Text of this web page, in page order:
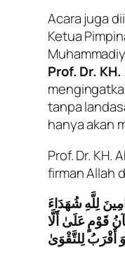
Acara juga
Ketua
Prof. Dr.
tanpa
hanya akan
Prof. Dr. KH.
firman Allah
لِلَّهِ شُهَدَاءَ
قَوْمٍ عَلَىٰ أَلَّا
أَقْرَبُ لِلتَّقْوَىٰ